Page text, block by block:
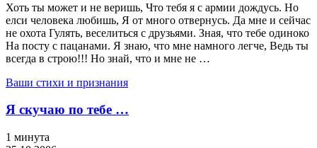
Хоть ты может и не веришь, Что тебя я с армии дождусь. Но
елси человека любишь, Я от много отвернусь. Да мне и сейчас
не охота Гулять, веселиться с друзьями. Зная, что тебе одиноко
На посту с пацанами. Я знаю, что мне намного легче, Ведь ты
всегда в строю!!! Но знай, что и мне не …
Ваши стихи и признания
Я скучаю по тебе …
1 минута